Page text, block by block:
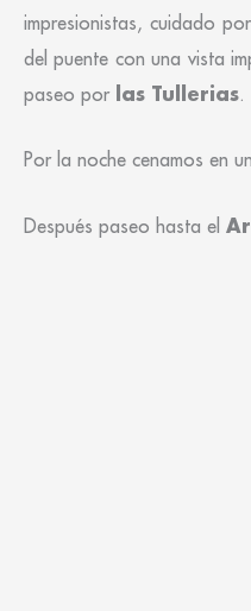
impresionistas, cuidado
del puente con una vista
paseo por las Tullerias.
Por la noche cenamos en
Después paseo hasta el